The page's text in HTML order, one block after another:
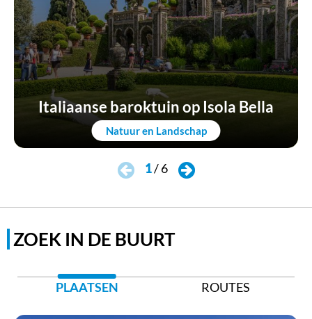
Natuur en Landschap
Italiaanse baroktuin op Isola Bella
1/6
ZOEK IN DE BUURT
PLAATSEN ROUTES